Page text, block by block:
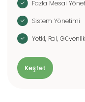
Fazla Mesai
Sistem Yönetimi
Yetki, Rol,
Keşfet